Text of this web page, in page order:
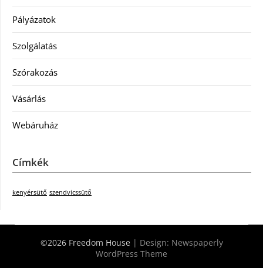
Pályázatok
Szolgálatás
Szórakozás
Vásárlás
Webáruház
Címkék
kenyérsütő szendvicssütő
©2026 Freedom House | Design: Newspaperly
WordPress Theme